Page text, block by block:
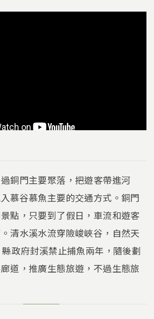
銅門主要聚落，把遊客帶進河
慕谷慕魚主要的交通方式。銅門
點，只要到了假日，車流和遊客
清水溪水流穿險峻峽谷，自然天
政府封溪禁止捕魚兩年，隨後劃
道，推廣生態旅遊，不過生態旅